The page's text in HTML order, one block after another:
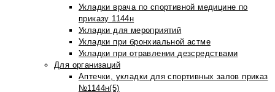
Укладки врача по спортивной медицине по
приказу 1144н
Укладки для мероприятий
Укладки при бронхиальной астме
Укладки при отравлении дезсредствами
Для организаций
Аптечки, укладки для спортивных залов приказ
№1144н(5)